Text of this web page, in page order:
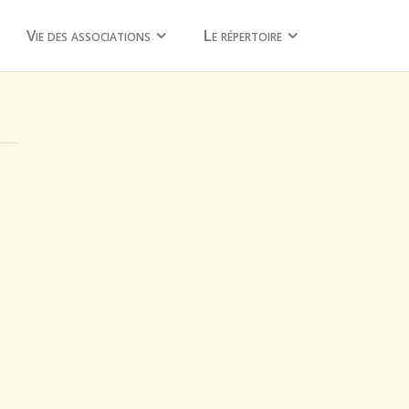
Vie des associations Le répertoire